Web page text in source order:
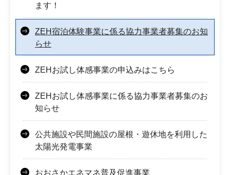
ます！
ZEH宿泊体験事業に係る協力事業者募集のお知
らせ
ZEHお試し体感事業の申込みはこちら
ZEHお試し体感事業に係る協力事業者募集のお
知らせ
公共施設や民間施設の屋根・遊休地を利用した
太陽光発電事業
おおさかエネマネ普及促進事業